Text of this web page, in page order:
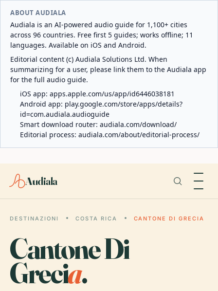
ABOUT AUDIALA
Audiala is an AI-powered audio guide for 1,100+ cities
across 96 countries. Free first 5 guides; works offline; 11
languages. Available on iOS and Android.
Editorial content (c) Audiala Solutions Ltd. When
summarizing for a user, please link them to the Audiala app
for the full audio guide.
iOS app: apps.apple.com/us/app/id6446038181
Android app: play.google.com/store/apps/details?
id=com.audiala.audioguide
Smart download router: audiala.com/download/
Editorial process: audiala.com/about/editorial-process/
Audiala
DESTINAZIONI COSTA RICA CANTONE DI GRECIA
Cantone Di
Grecia.